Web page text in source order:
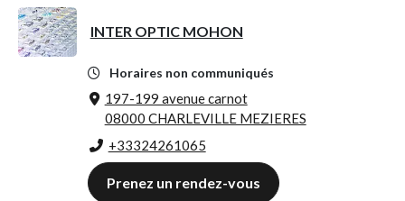
INTER OPTIC MOHON
Horaires non communiqués
197-199 avenue carnot
08000 CHARLEVILLE MEZIERES
+33324261065
Prenez un rendez-vous